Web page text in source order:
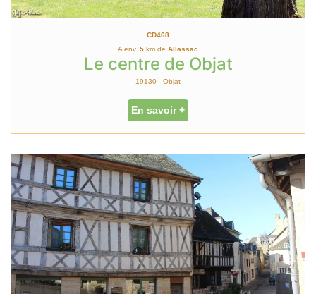
CD468
A env. 5 km de Allassac
Le centre de Objat
19130 - Objat
En savoir +